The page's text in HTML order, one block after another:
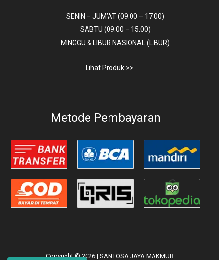
SENIN – JUM’AT (09.00 – 17.00)
SABTU (09.00 – 15.00)
MINGGU & LIBUR NASIONAL (LIBUR)
Lihat Produk >>
Metode Pembayaran
Copyright © 2026 | SANTOSA JAYA MAKMUR